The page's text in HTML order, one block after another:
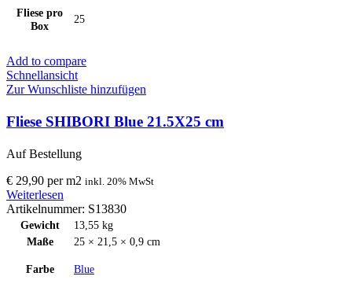
Fliese pro
Box
25
Add to compare
Schnellansicht
Zur Wunschliste hinzufügen
Fliese SHIBORI Blue 21.5X25 cm
Auf Bestellung
€ 29,90 perm2 inkl. 20% MwSt
Weiterlesen
Artikelnummer: S13830
Gewicht
13,55 kg
Maße
25 × 21,5 × 0,9 cm
Farbe Blue